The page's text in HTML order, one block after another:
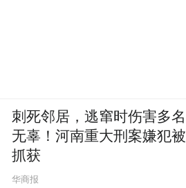
刺死邻居，逃窜时伤害多名
无辜！河南重大刑案嫌犯被
抓获
华商报